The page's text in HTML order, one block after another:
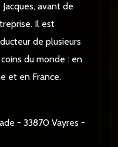
avant de
Il est
de plusieurs
du monde : en
et en France.
- 33870 Vayres -